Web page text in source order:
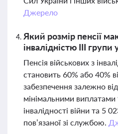
Джерело
Який розмір пенсії
інвалідністю III групи
Пенсія військових з
становить 60% або 40%
забезпечення залежно
мінімальними
інвалідності війни та 5
пов’язаної зі службою.